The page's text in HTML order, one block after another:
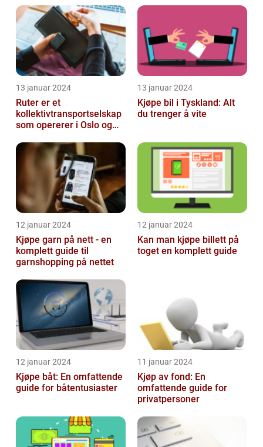
13 januar 2024
Ruter er et
kollektivtransportselskap
som opererer i Oslo og
13 januar 2024
Kjøpe bil i Tyskland: Alt
du trenger å vite
12 januar 2024
Kjøpe garn på nett - en
komplett guide til
garnshopping på nettet
12 januar 2024
Kan man kjøpe billett på
toget en komplett guide
12 januar 2024
Kjøpe båt: En omfattende
guide for båtentusiaster
11 januar 2024
Kjøp av fond: En
omfattende guide for
privatpersoner